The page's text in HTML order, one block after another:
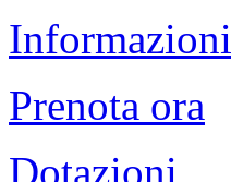
Informazioni
Prenota ora
Dotazioni